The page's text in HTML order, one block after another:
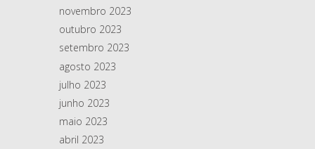
novembro 2023
outubro 2023
setembro 2023
agosto 2023
julho 2023
junho 2023
maio 2023
abril 2023